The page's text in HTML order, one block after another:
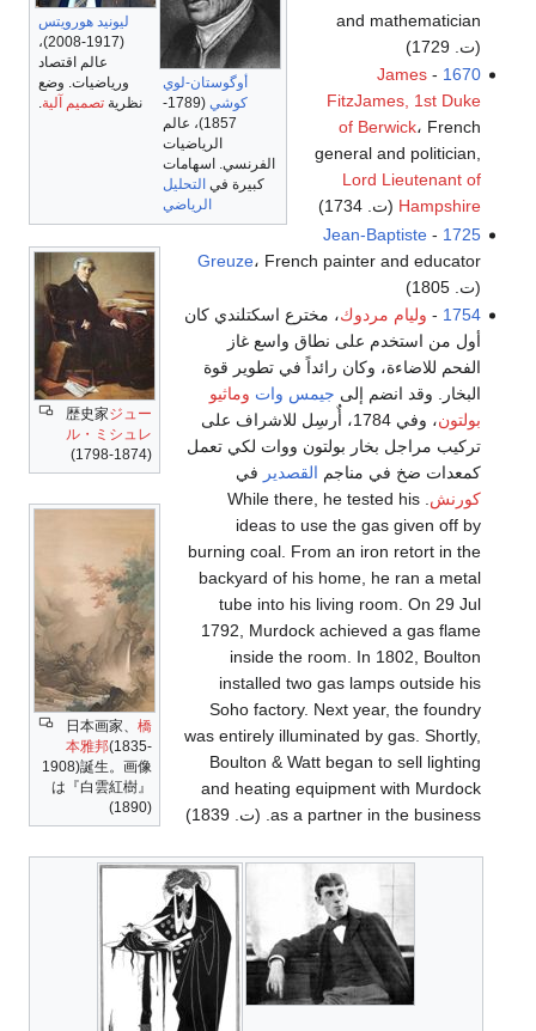
أوگوستان-لوي
كوشي
(1789-
1857)، عالم
الرياضيات
الفرنسي. اسهامات
كبيرة في التحليل
الرياضي
ليونيد هورويتس
(1917-2008)،
عالم اقتصاد
ورياضيات. وضع
نظرية تصميم آلية
歴史家ジュー
ル・ミシュレ
(1798-1874)
日本画家、 橋
本雅邦(1835-
1908)誕生。画像
は『白雲紅樹』
(1890)
and mathematician
(ت. 1729)
1670
-
James
FitzJames, 1st Duke
of Berwick، French
general and politician,
Lord Lieutenant of
Hampshire (ت. 1734)
1725
-
Jean-Baptiste
Greuze، French painter and educator
(ت. 1805)
1754
- وليام مردوك، مخترع اسكتلندي كان
أول من استخدم على نطاق واسع غاز
الفحم للاضاءة، وكان رائداً في تطوير قوة
البخار. وقد انضم إلى جيمس وات وماثيو
بولتون
، وفي 1784، أٌرسِل للاشراف على
تركيب مراجل بخار بولتون ووات لكي تعمل
كمعدات ضخ في مناجم القصدير في
كورنش . While there, he tested his
ideas to use the gas given off by
burning coal. From an iron retort in the
backyard of his home, he ran a metal
tube into his living room. On 29 Jul
1792, Murdock achieved a gas flame
inside the room. In 1802, Boulton
installed two gas lamps outside his
Soho factory. Next year, the foundry
was entirely illuminated by gas. Shortly,
Boulton & Watt began to sell lighting
and heating equipment with Murdock
as a partner in the business. (ت. 1839)